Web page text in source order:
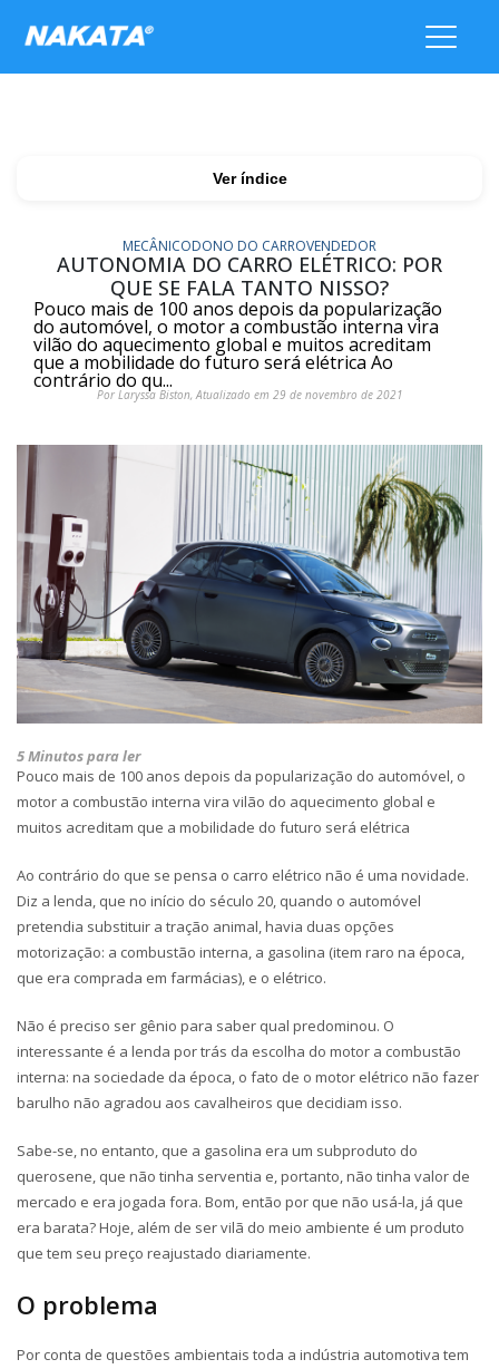
Ver índice
MECÂNICODONO DO CARROVENDEDOR
AUTONOMIA DO CARRO ELÉTRICO: POR
QUE SE FALA TANTO NISSO?
Pouco mais de 100 anos depois da popularização
do automóvel, o motor a combustão interna vira
vilão do aquecimento global e muitos acreditam
que a mobilidade do futuro será elétrica Ao
contrário do qu...
Por Laryssa Biston, Atualizado em 29 de novembro de 2021
5 Minutos para ler
Pouco mais de 100 anos depois da popularização do automóvel, o
motor a combustão interna vira vilão do aquecimento global e
muitos acreditam que a mobilidade do futuro será elétrica
Ao contrário do que se pensa o carro elétrico não é uma novidade.
Diz a lenda, que no início do século 20, quando o automóvel
pretendia substituir a tração animal, havia duas opções
motorização: a combustão interna, a gasolina (item raro na época,
que era comprada em farmácias), e o elétrico.
Não é preciso ser gênio para saber qual predominou. O
interessante é a lenda por trás da escolha do motor a combustão
interna: na sociedade da época, o fato de o motor elétrico não fazer
barulho não agradou aos cavalheiros que decidiam isso.
Sabe-se, no entanto, que a gasolina era um subproduto do
querosene, que não tinha serventia e, portanto, não tinha valor de
mercado e era jogada fora. Bom, então por que não usá-la, já que
era barata? Hoje, além de ser vilã do meio ambiente é um produto
que tem seu preço reajustado diariamente.
O problema
Por conta de questões ambientais toda a indústria automotiva tem